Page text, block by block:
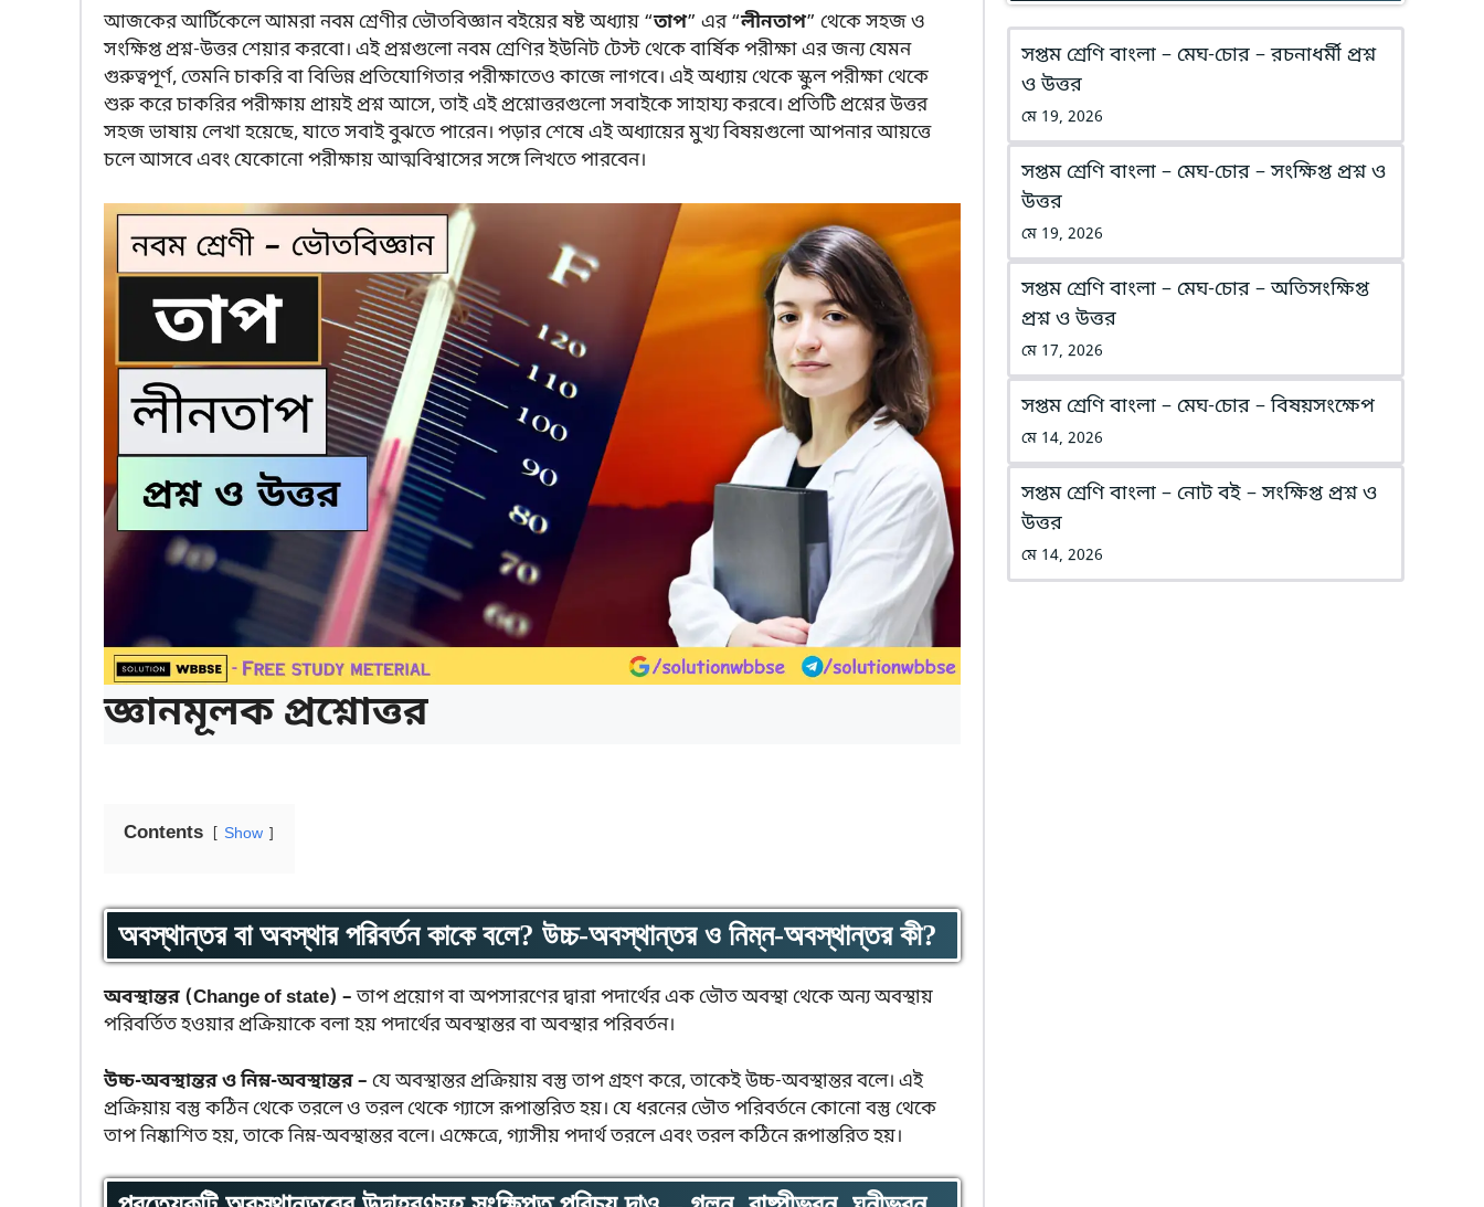
আজকের আর্টিকেলে আমরা নবম শ্রেণীর ভৌতবিজ্ঞান বইয়ের ষষ্ট অধ্যায় “তাপ” এর “লীনতাপ” থেকে সহজ ও
সংক্ষিপ্ত প্রশ্ন-উত্তর শেয়ার করবো। এই প্রশ্নগুলো নবম শ্রেণির ইউনিট টেস্ট থেকে বার্ষিক পরীক্ষা এর জন্য যেমন
গুরুত্বপূর্ণ, তেমনি চাকরি বা বিভিন্ন প্রতিযোগিতার পরীক্ষাতেও কাজে লাগবে। এই অধ্যায় থেকে স্কুল পরীক্ষা থেকে
শুরু করে চাকরির পরীক্ষায় প্রায়ই প্রশ্ন আসে, তাই এই প্রশ্নোত্তরগুলো সবাইকে সাহায্য করবে। প্রতিটি প্রশ্নের উত্তর
সহজ ভাষায় লেখা হয়েছে, যাতে সবাই বুঝতে পারেন। পড়ার শেষে এই অধ্যায়ের মুখ্য বিষয়গুলো আপনার আয়ত্তে
চলে আসবে এবং যেকোনো পরীক্ষায় আত্মবিশ্বাসের সঙ্গে লিখতে পারবেন।
জ্ঞানমূলক প্রশ্নোত্তর
Contents Show
অবস্থান্তর বা অবস্থার পরিবর্তন কাকে বলে? উচ্চ-অবস্থান্তর ও নিম্ন-অবস্থান্তর কী?
অবস্থান্তর (Change of state) –তাপ প্রয়োগ বা অপসারণের দ্বারা পদার্থের এক ভৌত অবস্থা থেকে অন্য অবস্থায়
পরিবর্তিত হওয়ার প্রক্রিয়াকে বলা হয় পদার্থের অবস্থান্তর বা অবস্থার পরিবর্তন।
উচ্চ-অবস্থান্তর ও নিম্ন-অবস্থান্তর – যে অবস্থান্তর প্রক্রিয়ায় বস্তু তাপ গ্রহণ করে, তাকেই উচ্চ-অবস্থান্তর বলে। এই
প্রক্রিয়ায় বস্তু কঠিন থেকে তরলে ও তরল থেকে গ্যাসে রূপান্তরিত হয়। যে ধরনের ভৌত পরিবর্তনে কোনো বস্তু থেকে
তাপ নিষ্কাশিত হয়, তাকে নিম্ন-অবস্থান্তর বলে। এক্ষেত্রে, গ্যাসীয় পদার্থ তরলে এবং তরল কঠিনে রূপান্তরিত হয়।
সপ্তম শ্রেণি বাংলা – মেঘ-চোর – রচনাধর্মী প্রশ্ন
ও উত্তর
মে 19, 2026
সপ্তম শ্রেণি বাংলা – মেঘ-চোর – সংক্ষিপ্ত প্রশ্ন ও
উত্তর
মে 19, 2026
সপ্তম শ্রেণি বাংলা – মেঘ-চোর – অতিসংক্ষিপ্ত
প্রশ্ন ও উত্তর
মে 17, 2026
সপ্তম শ্রেণি বাংলা – মেঘ-চোর – বিষয়সংক্ষেপ
মে 14, 2026
সপ্তম শ্রেণি বাংলা – নোট বই – সংক্ষিপ্ত প্রশ্ন ও
উত্তর
মে 14, 2026